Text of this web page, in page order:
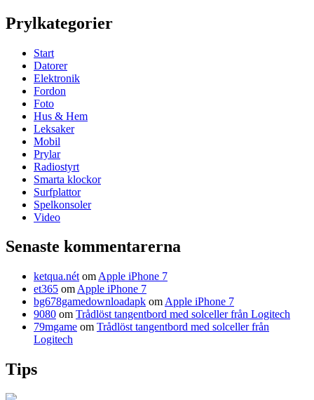
Prylkategorier
Start
Datorer
Elektronik
Fordon
Foto
Hus & Hem
Leksaker
Mobil
Prylar
Radiostyrt
Smarta klockor
Surfplattor
Spelkonsoler
Video
Senaste kommentarerna
ketqua.nét om Apple iPhone 7
et365 om Apple iPhone 7
bg678gamedownloadapk om Apple iPhone 7
9080 om Trådlöst tangentbord med solceller från Logitech
79mgame om Trådlöst tangentbord med solceller från
Logitech
Tips